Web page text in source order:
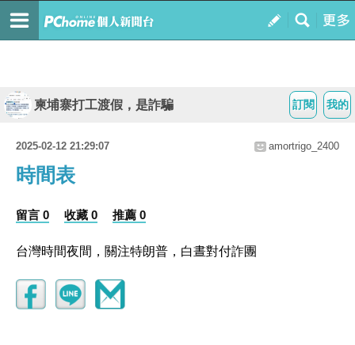
我的
訂閱
柬埔寨打工渡假，是詐騙
2025-02-12 21:29:07 amortrigo_2400
時間表
留言 0 收藏 0 推薦 0
台灣時間夜間，關注特朗普，白晝對付詐團